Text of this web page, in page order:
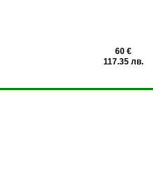
60 €
117.35 лв.